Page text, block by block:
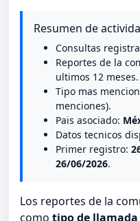
Resumen de
Consultas
Reportes de la
ultimos 12 meses.
Tipo mas
menciones).
Pais asociado:
Datos tecnicos
Primer registro:
26/06/2026.
Los reportes de la
como tipo de llamada